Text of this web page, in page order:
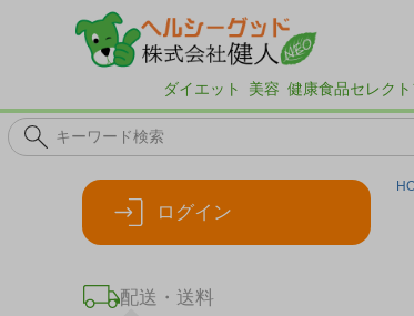
ダイエット 美容 健康食品セレク
ログイン
配送・送料